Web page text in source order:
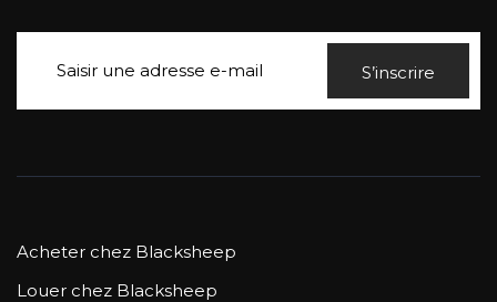
S’inscrire
Acheter chez Blacksheep
Louer chez Blacksheep